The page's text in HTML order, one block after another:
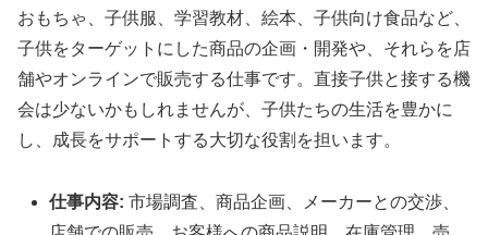
おもちゃ、子供服、学習教材、絵本、子供向け食品など、
子供をターゲットにした商品の企画・開発や、それらを店
舗やオンラインで販売する仕事です。直接子供と接する機
会は少ないかもしれませんが、子供たちの生活を豊かに
し、成長をサポートする大切な役割を担います。
仕事内容: 市場調査、商品企画、メーカーとの交渉、